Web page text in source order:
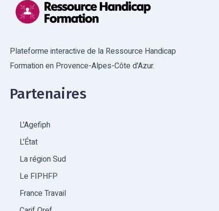
Plateforme interactive de la Ressource Handicap
Formation en Provence-Alpes-Côte d'Azur.
Partenaires
L'Agefiph
L'État
La région Sud
Le FIPHFP
France Travail